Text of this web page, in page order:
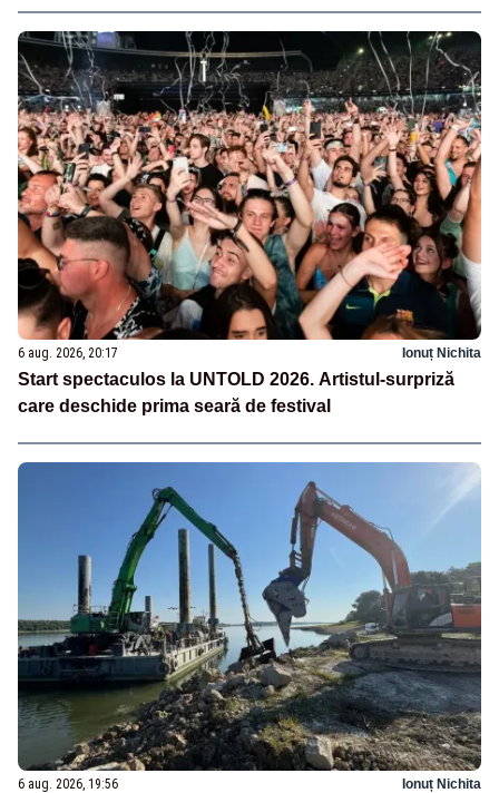
6 aug. 2026, 20:17 Ionuț Nichita
Start spectaculos la UNTOLD 2026. Artistul-surpriză
care deschide prima seară de festival
6 aug. 2026, 19:56 Ionuț Nichita